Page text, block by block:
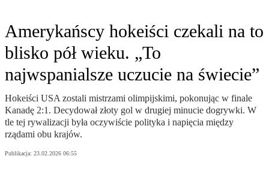
Amerykańscy hokeiści czekali na to
blisko pół wieku. „To
najwspanialsze uczucie na świecie”
Hokeiści USA zostali mistrzami olimpijskimi, pokonując w finale
Kanadę 2:1. Decydował złoty gol w drugiej minucie dogrywki. W
tle tej rywalizacji była oczywiście polityka i napięcia między
rządami obu krajów.
Publikacja: 23.02.2026 06:55